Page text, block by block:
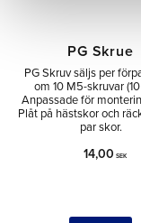
PG Skrue
PG Skruv säljs per
om 10 M5-skruvar
Anpassade för
Plåt på hästskor och
par skor.
14,00 SEK